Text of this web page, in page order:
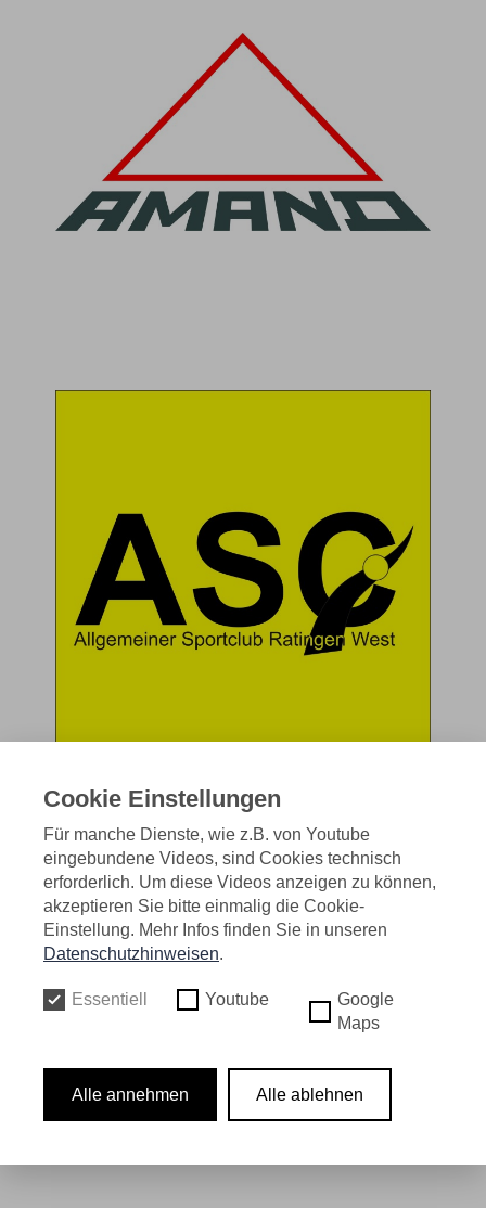
Cookie Einstellungen
Für manche Dienste, wie z.B. von Youtube
eingebundene Videos, sind Cookies technisch
erforderlich. Um diese Videos anzeigen zu können,
akzeptieren Sie bitte einmalig die Cookie-
Einstellung. Mehr Infos finden Sie in unseren
Datenschutzhinweisen.
Essentiell Youtube
Google
Maps
Alle annehmen Alle ablehnen